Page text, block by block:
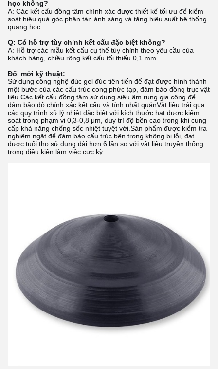
học không?
A: Các kết cấu đồng tâm chính xác được thiết kế tối ưu để kiểm
soát hiệu quả góc phân tán ánh sáng và tăng hiệu suất hệ thống
quang học
Q: Có hỗ trợ tùy chỉnh kết cấu đặc biệt không?
A: Hỗ trợ các mẫu kết cấu cụ thể tùy chỉnh theo yêu cầu của
khách hàng, chiều rộng kết cấu tối thiểu 0,1 mm
Đổi mới kỹ thuật:
Sử dụng công nghệ đúc gel đúc tiên tiến để đạt được hình thành
một bước của các cấu trúc cong phức tạp, đảm bảo đồng trục vật
liệu.Các kết cấu đồng tâm sử dụng siêu âm rung gia công để
đảm bảo độ chính xác kết cấu và tính nhất quánVật liệu trải qua
các quy trình xử lý nhiệt đặc biệt với kích thước hạt được kiểm
soát trong phạm vi 0,3-0,8 μm, duy trì độ bền cao trong khi cung
cấp khả năng chống sốc nhiệt tuyệt vời.Sản phẩm được kiểm tra
nghiêm ngặt để đảm bảo cấu trúc bên trong không bị lỗi, đạt
được tuổi thọ sử dụng dài hơn 6 lần so với vật liệu truyền thống
trong điều kiện làm việc cực kỳ.